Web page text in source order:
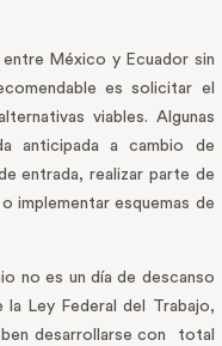
México y Ecuador sin
es solicitar el
viables. Algunas
anticipada a cambio de
entrada, realizar parte de
implementar esquemas de
no es un día de descanso
Ley Federal del Trabajo,
desarrollarse con total